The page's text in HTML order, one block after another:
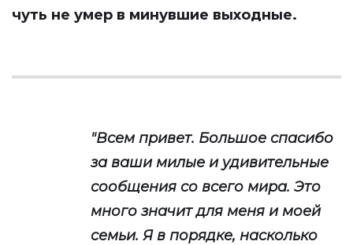
чуть не умер в минувшие выходные.
"Всем привет. Большое спасибо
за ваши милые и удивительные
сообщения со всего мира. Это
много значит для меня и моей
семьи. Я в порядке, насколько